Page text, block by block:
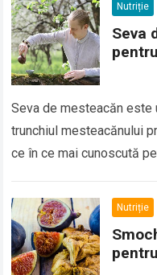
Nutriție
Seva
Seva de mesteacăn este
trunchiul mesteacănului
ce în ce mai cunoscută
Nutriție